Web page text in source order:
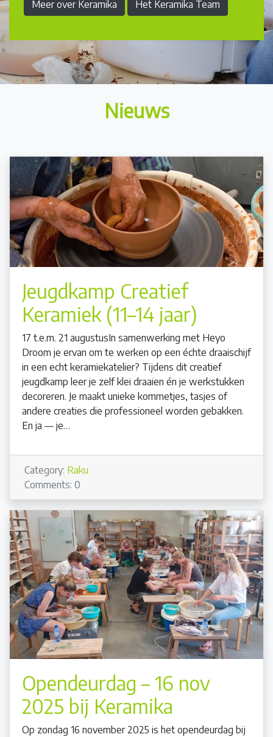
Meer over Keramika Het Keramika Team
Nieuws
Jeugdkamp Creatief
Keramiek (11–14 jaar)
17 t.e.m. 21 augustusIn samenwerking met Heyo
Droom je ervan om te werken op een échte draaischijf
in een echt keramiekatelier? Tijdens dit creatief
jeugdkamp leer je zelf klei draaien én je werkstukken
decoreren. Je maakt unieke kommetjes, tasjes of
andere creaties die professioneel worden gebakken.
En ja — je…
Category: Raku
Comments: 0
Opendeurdag – 16 nov
2025 bij Keramika
Op zondag 16 november 2025 is het opendeurdag bij